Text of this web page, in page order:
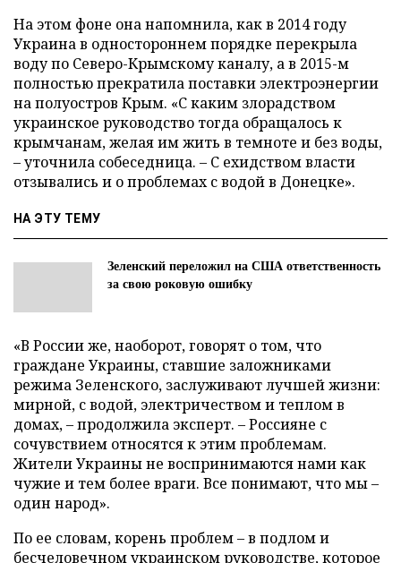
На этом фоне она напомнила, как в 2014 году
Украина в одностороннем порядке перекрыла
воду по Северо-Крымскому каналу, а в 2015-м
полностью прекратила поставки электроэнергии
на полуостров Крым. «С каким злорадством
украинское руководство тогда обращалось к
крымчанам, желая им жить в темноте и без воды,
– уточнила собеседница. – С ехидством власти
отзывались и о проблемах с водой в Донецке».
НА ЭТУ ТЕМУ
Зеленский переложил на США ответственность
за свою роковую ошибку
«В России же, наоборот, говорят о том, что
граждане Украины, ставшие заложниками
режима Зеленского, заслуживают лучшей жизни:
мирной, с водой, электричеством и теплом в
домах, – продолжила эксперт. – Россияне с
сочувствием относятся к этим проблемам.
Жители Украины не воспринимаются нами как
чужие и тем более враги. Все понимают, что мы –
один народ».
По ее словам, корень проблем – в подлом и
бесчеловечном украинском руководстве, которое